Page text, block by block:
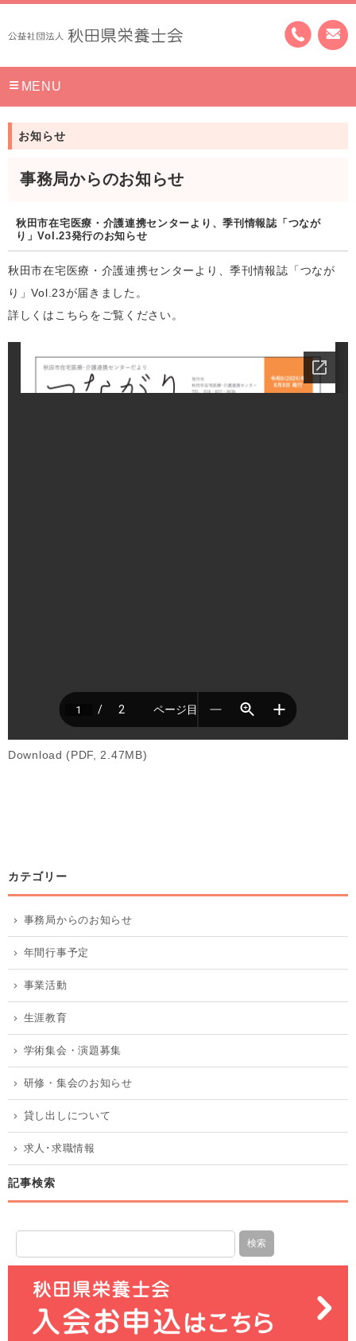
MENU
お知らせ
事務局からのお知らせ
秋田市在宅医療・介護連携センターより、季刊情報誌「つなが
り」Vol.23発行のお知らせ
秋田市在宅医療・介護連携センターより、季刊情報誌「つなが
り」Vol.23が届きました。
詳しくはこちらをご覧ください。
Download (PDF, 2.47MB)
カテゴリー
事務局からのお知らせ
年間行事予定
事業活動
生涯教育
学術集会・演題募集
研修・集会のお知らせ
貸し出しについて
求人･求職情報
記事検索